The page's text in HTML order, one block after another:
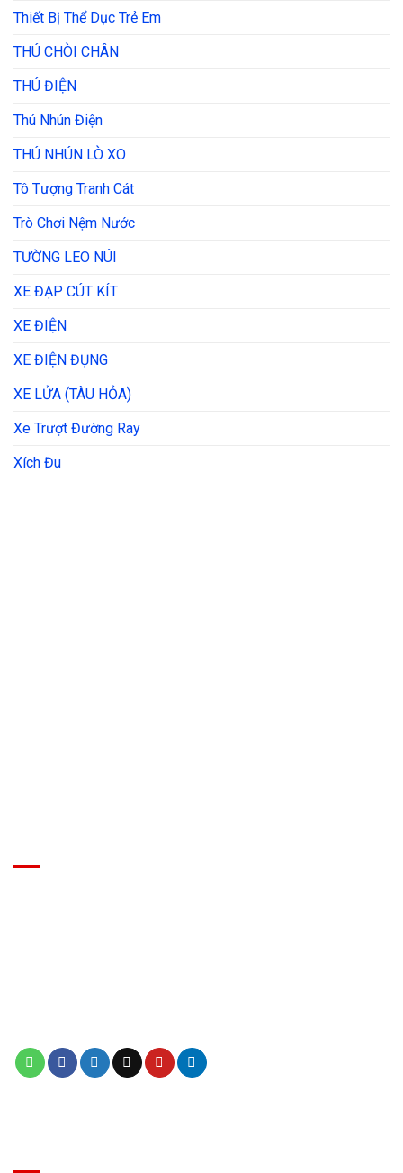
Thiết Bị Thể Dục Trẻ Em
THÚ CHÒI CHÂN
THÚ ĐIỆN
Thú Nhún Điện
THÚ NHÚN LÒ XO
Tô Tượng Tranh Cát
Trò Chơi Nệm Nước
TƯỜNG LEO NÚI
XE ĐẠP CÚT KÍT
XE ĐIỆN
XE ĐIỆN ĐỤNG
XE LỬA (TÀU HỎA)
Xe Trượt Đường Ray
Xích Đu